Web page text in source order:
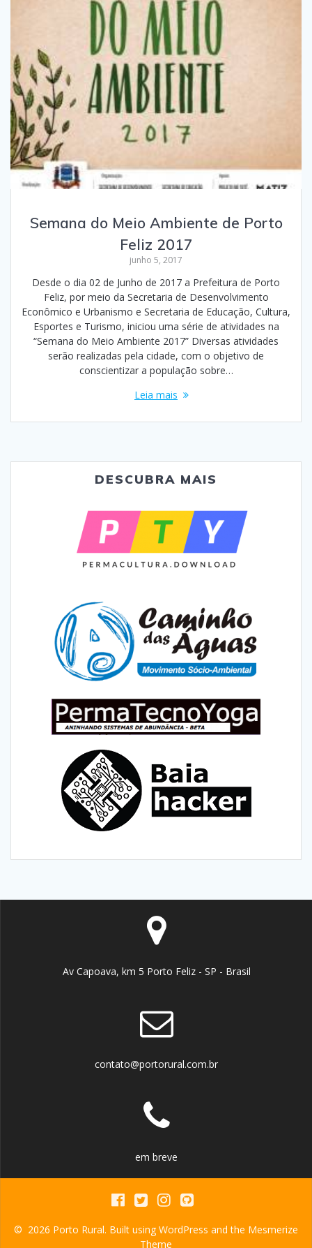
Semana do Meio Ambiente de Porto
Feliz 2017
junho 5, 2017
Desde o dia 02 de Junho de 2017 a Prefeitura de Porto
Feliz, por meio da Secretaria de Desenvolvimento
Econômico e Urbanismo e Secretaria de Educação, Cultura,
Esportes e Turismo, iniciou uma série de atividades na
“Semana do Meio Ambiente 2017” Diversas atividades
serão realizadas pela cidade, com o objetivo de
conscientizar a população sobre…
Leia mais
DESCUBRA MAIS
Av Capoava, km 5 Porto Feliz - SP - Brasil
contato@portorural.com.br
em breve
© 2026 Porto Rural. Built using WordPress and the Mesmerize
Theme